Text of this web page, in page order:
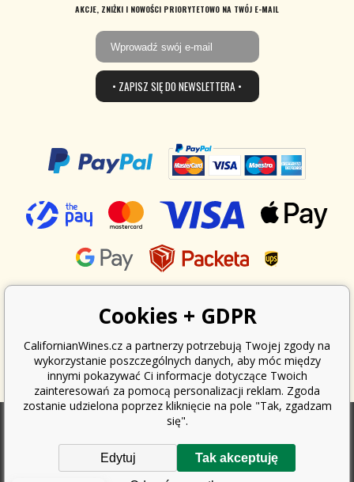
AKCJE, ZNIŻKI I NOWOŚCI PRIORYTETOWO NA TWÓJ E-MAIL
• ZAPISZ SIĘ DO NEWSLETTERA •
Zgodnie z ustawą o ewidencji sprzedaży, sprzedawca jest zobowiązany
do wystawienia nabywcy paragonu. Jednocześnie jest zobowiązany
zarejestrować otrzymany przychód u organu podatkowego online; w
Cookies + GDPR
CalifornianWines.cz a partnerzy potrzebują Twojej zgody na
wykorzystanie poszczególnych danych, aby móc między
innymi pokazywać Ci informacje dotyczące Twoich
zainteresowań za pomocą personalizacji reklam. Zgoda
zostanie udzielona poprzez kliknięcie na pole "Tak, zgadzam
się".
Tak akceptuję
Edytuj